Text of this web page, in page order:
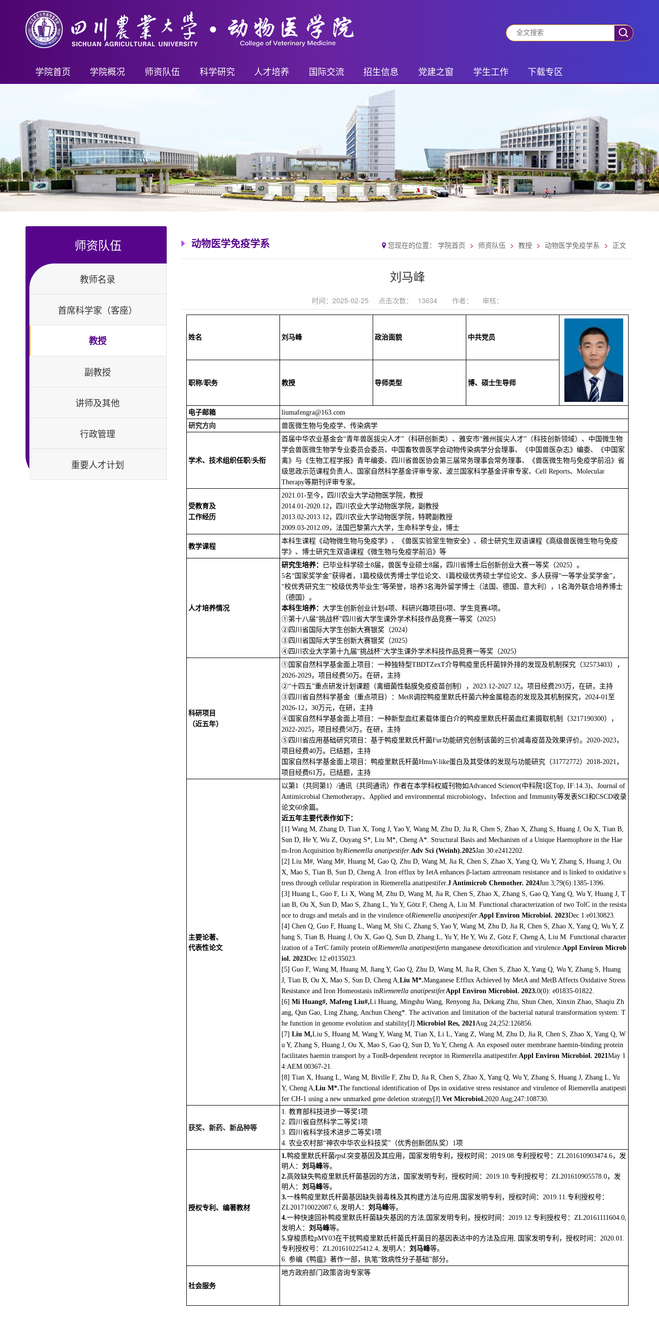
学院首页 学院概况
机构设置
学院制度
师资队伍
副教授
讲师及其他
行政管理
科学研究
教学成果奖励
新兽药证书
人才培养
博士后
国际交流
留学生奖学金
外籍教师
招生信息
继续教育招生
本科生招生
研究生招生
博士后招生
党建之窗
青年先锋队
教工之家
学生工作
社会实践
学生管理
研究生活动
下载专区
师资队伍
教师名录
首席科学家（客座）
教授
副教授
讲师及其他
行政管理
重要人才计划
动物医学免疫学系 您现在的位置： 学院首页 师资队伍 教授 动物医学免疫学系 正文
刘马峰
时间：2025-02-25 点击次数： 13634 作者： 审核：
姓名 刘马峰 政治面貌 中共党员
职称/职务 教授 导师类型 博、硕士生导师
电子邮箱
liumafengra@163.com
研究方向
兽医微生物与免疫学、传染病学
学术、技术组织任职/头衔
首届中华农业基金会“青年兽医拔尖人才”（科研创新类）、雅安市“雅州拔尖人才”（科技创新领域）、中国微生物
学会兽医微生物学专业委员会委员、中国畜牧兽医学会动物传染病学分会理事、《中国兽医杂志》编委、《中国家
禽》与《生物工程学报》青年编委、四川省兽医协会第三届常务理事会常务理事、《兽医微生物与免疫学前沿》省
级思政示范课程负责人、国家自然科学基金评审专家、波兰国家科学基金评审专家、Cell Reports、Molecular
Therapy等期刊评审专家。
受教育及
工作经历
2021.01-至今，四川农业大学动物医学院，教授
2014.01-2020.12，四川农业大学动物医学院，副教授
2013.02-2013.12，四川农业大学动物医学院，特聘副教授
2009.03-2012.09，法国巴黎第六大学，生命科学专业，博士
教学课程
本科生课程《动物微生物与免疫学》、《兽医实验室生物安全》、硕士研究生双语课程《高级兽医微生物与免疫
学》、博士研究生双语课程《微生物与免疫学前沿》等
人才培养情况
研究生培养：
已毕业科学硕士8届，兽医专业硕士8届，四川省博士后创新创业大赛一等奖（2025）。
5名“国家奖学金”获得者，1篇校级优秀博士学位论文、1篇校级优秀硕士学位论文、多人获得“一等学业奖学金”，
“校优秀研究生”“校级优秀毕业生”等荣誉，培养3名海外留学博士（法国、德国、意大利），1名海外联合培养博士
（德国）。
本科生培养： 大学生创新创业计划4项、科研兴趣项目6项、学生竞赛4项。
①第十八届“挑战杯”四川省大学生课外学术科技作品竞赛一等奖（2025）
②四川省国际大学生创新大赛银奖（2024）
③四川省国际大学生创新大赛银奖（2025）
④四川农业大学第十九届“挑战杯”大学生课外学术科技作品竞赛一等奖（2025）
科研项目
（近五年）
①国家自然科学基金面上项目：一种独特型TBDTZexT介导鸭疫里氏杆菌锌外排的发现及机制探究（32573403），
2026-2029，项目经费50万。在研，主持
②“十四五”重点研发计划课题（禽细菌性黏膜免疫疫苗创制），2023.12-2027.12。项目经费293万，在研，主持
③四川省自然科学基金（重点项目）：MetR调控鸭疫里默氏杆菌六种金属稳态的发现及其机制探究，2024-01至
2026-12，30万元，在研，主持
④国家自然科学基金面上项目：一种新型血红素载体蛋白介的鸭疫里默氏杆菌血红素摄取机制（3217190300），
2022-2025，项目经费58万。在研，主持
⑤四川省应用基础研究项目：基于鸭疫里默氏杆菌Fur功能研究创制该菌的三价减毒疫苗及效果评价。2020-2023，
项目经费40万。已结题，主持
国家自然科学基金面上项目：鸭疫里默氏杆菌HmuY-like蛋白及其受体的发现与功能研究（31772772）2018-2021，
项目经费61万。已结题，主持
主要论著、
代表性论文
以第1（共同第1）/通讯（共同通讯）作者在本学科权威刊物如Advanced Science(中科院1区Top, IF:14.3)、Journal of
Antimicrobial Chemotherapy、Applied and environmental microbiology、Infection and Immunity等发表SCI和CSCD收录
论文60余篇。
近五年主要代表作如下：
[1] Wang M, Zhang D, Tian X, Tong J, Yao Y, Wang M, Zhu D, Jia R, Chen S, Zhao X, Zhang S, Huang J, Ou X, Tian B,
Sun D, He Y, Wu Z, Ouyang S*, Liu M*, Cheng A*. Structural Basis and Mechanism of a Unique Haemophore in the Hae
m-Iron Acquisition byRiemerella anatipestifer.Adv Sci (Weinh).2025Jan 30:e2412202.
[2] Liu M#, Wang M#, Huang M, Gao Q, Zhu D, Wang M, Jia R, Chen S, Zhao X, Yang Q, Wu Y, Zhang S, Huang J, Ou
X, Mao S, Tian B, Sun D, Cheng A. Iron efflux by IetA enhances β-lactam aztreonam resistance and is linked to oxidative s
tress through cellular respiration in Riemerella anatipestifer.J Antimicrob Chemother. 2024Jun 3;79(6):1385-1396.
[3] Huang L, Guo F, Li X, Wang M, Zhu D, Wang M, Jia R, Chen S, Zhao X, Zhang S, Gao Q, Yang Q, Wu Y, Huang J, T
ian B, Ou X, Sun D, Mao S, Zhang L, Yu Y, Götz F, Cheng A, Liu M. Functional characterization of two TolC in the resista
nce to drugs and metals and in the virulence ofRiemerella anatipestifer.Appl Environ Microbiol. 2023Dec 1:e0130823.
[4] Chen Q, Guo F, Huang L, Wang M, Shi C, Zhang S, Yao Y, Wang M, Zhu D, Jia R, Chen S, Zhao X, Yang Q, Wu Y, Z
hang S, Tian B, Huang J, Ou X, Gao Q, Sun D, Zhang L, Yu Y, He Y, Wu Z, Götz F, Cheng A, Liu M. Functional character
ization of a TerC family protein ofRiemerella anatipestiferin manganese detoxification and virulence.Appl Environ Microb
iol. 2023Dec 12:e0135023.
[5] Guo F, Wang M, Huang M, Jiang Y, Gao Q, Zhu D, Wang M, Jia R, Chen S, Zhao X, Yang Q, Wu Y, Zhang S, Huang
J, Tian B, Ou X, Mao S, Sun D, Cheng A,Liu M*.Manganese Efflux Achieved by MetA and MetB Affects Oxidative Stress
Resistance and Iron Homeostasis inRiemerella anatipestifer.Appl Environ Microbiol. 2023.0(0): e01835-01822.
[6] Mi Huang#, Mafeng Liu#,Li Huang, Mingshu Wang, Renyong Jia, Dekang Zhu, Shun Chen, Xinxin Zhao, Shaqiu Zh
ang, Qun Gao, Ling Zhang, Anchun Cheng*. The activation and limitation of the bacterial natural transformation system: T
he function in genome evolution and stability[J].Microbiol Res, 2021Aug 24;252:126856.
[7] Liu M,Liu S, Huang M, Wang Y, Wang M, Tian X, Li L, Yang Z, Wang M, Zhu D, Jia R, Chen S, Zhao X, Yang Q, W
u Y, Zhang S, Huang J, Ou X, Mao S, Gao Q, Sun D, Yu Y, Cheng A. An exposed outer membrane haemin-binding protein
facilitates haemin transport by a TonB-dependent receptor in Riemerella anatipestifer.Appl Environ Microbiol. 2021May 1
4:AEM.00367-21.
[8] Tian X, Huang L, Wang M, Biville F, Zhu D, Jia R, Chen S, Zhao X, Yang Q, Wu Y, Zhang S, Huang J, Zhang L, Yu
Y, Cheng A,Liu M*.The functional identification of Dps in oxidative stress resistance and virulence of Riemerella anatipesti
fer CH-1 using a new unmarked gene deletion strategy[J].Vet Microbiol.2020 Aug;247:108730.
获奖、新药、新品种等
1. 教育部科技进步一等奖1项
2. 四川省自然科学二等奖1项
3. 四川省科学技术进步二等奖1项
4. 农业农村部“神农中华农业科技奖”（优秀创新团队奖） 1项
授权专利、编著教材
1.鸭疫里默氏杆菌rpsL突变基因及其应用，国家发明专利，授权时间： 2019.08.专利授权号： ZL201610903474.6，发
明人： 刘马峰等。
2.高效缺失鸭疫里默氏杆菌基因的方法，国家发明专利，授权时间： 2019.10.专利授权号： ZL201610905578.0，发
明人： 刘马峰等。
3.一株鸭疫里默氏杆菌基因缺失弱毒株及其构建方法与应用 , 国家发明专利，授权时间： 2019.11.专利授权号：
ZL201710022087.6, 发明人： 刘马峰等。
4.一种快速回补鸭疫里默氏杆菌缺失基因的方法, 国家发明专利，授权时间： 2019.12.专利授权号： ZL20161111604.0,
发明人： 刘马峰等。
5.穿梭质粒pMY03在干扰鸭疫里默氏杆菌氏杆菌目的基因表达中的方法及应用 , 国家发明专利，授权时间： 2020.01.
专利授权号： ZL201610225412.4, 发明人： 刘马峰等。
6. 参编《鸭瘟》著作一部，执笔“致病性分子基础”部分。
社会服务
地方政府部门政策咨询专家等